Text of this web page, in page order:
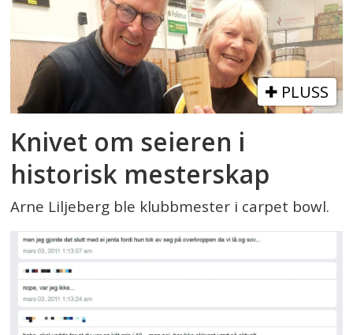
PLUSS
Knivet om seieren i
historisk mesterskap
Arne Liljeberg ble klubbmester i carpet bowl.